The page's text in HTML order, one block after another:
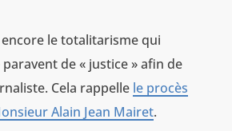
le totalitarisme qui
paravent de « justice » afin de
Cela rappelle le procès
Alain Jean Mairet.